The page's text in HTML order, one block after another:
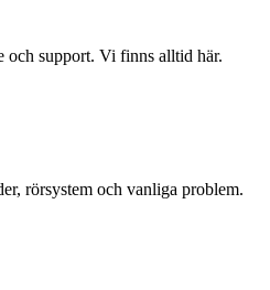
och support. Vi finns alltid här.
rörsystem och vanliga problem.